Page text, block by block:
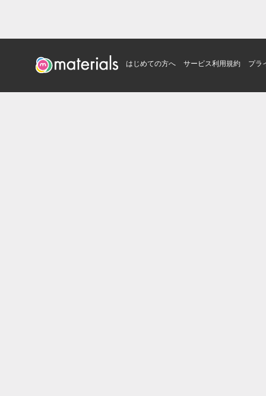
はじめての方へ サービス利用規約 プラ